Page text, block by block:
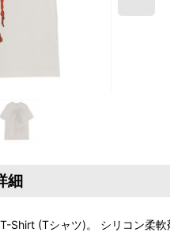
細
(Tシャツ)。 シリコン柔軟